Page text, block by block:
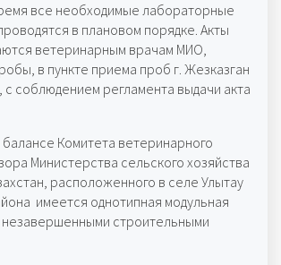
все необходимые лабораторные
в плановом порядке. Акты
ветеринарным врачам МИО,
в пункте приема проб г. Жезказган
соблюдением регламента выдачи акта
балансе Комитета ветеринарного
Министерства сельского хозяйства
расположенного в селе Улытау
имеется однотипная модульная
строительными